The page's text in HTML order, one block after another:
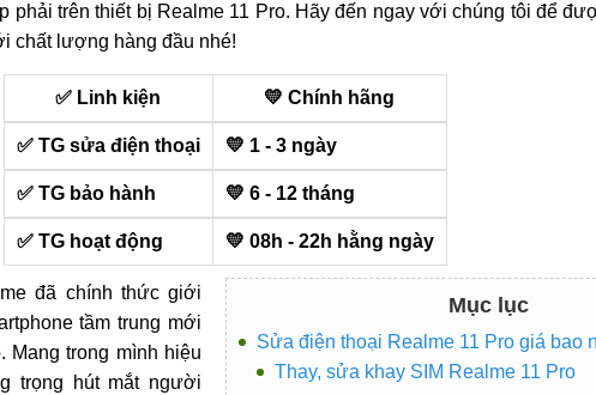
phải trên thiết bị Realme 11 Pro. Hãy đến ngay với chúng tôi để
chất lượng hàng đầu nhé!
✅ Linh kiện 💛 Chính hãng
✅ TG sửa điện thoại 💛 1 - 3 ngày
✅ TG bảo hành 💛 6 - 12 tháng
✅ TG hoạt động 💛 08h - 22h hằng ngày
Mục lục
Sửa điện thoại Realme 11 Pro giá bao
Thay, sửa khay SIM Realme 11 Pro
đã chính thức giới
tầm trung mới
Mang trong mình hiệu
trọng hút mắt người